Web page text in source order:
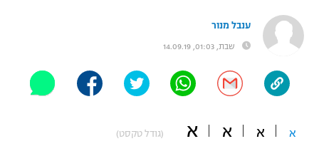
"מעל הליגה" – פודקאסט
"מחצית בשכונה" – פודקאסט
משתתפים וזוכים בפרסים
בני יהודה
ליגות נוספות
UFC
אופניים
ספורט מוטורי
ענבל מנור
שבת, 01:03, 14.09.19
א א א א (גודל טקסט)